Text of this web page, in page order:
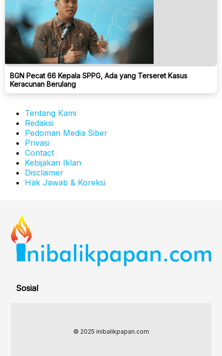
BGN Pecat 66 Kepala SPPG, Ada yang Terseret Kasus
Keracunan Berulang
Tentang Kami
Redaksi
Pedoman Media Siber
Privasi
Contact
Kebijakan Iklan
Disclaimer
Hak Jawab & Koreksi
Sosial
© 2025 inibalikpapan.com